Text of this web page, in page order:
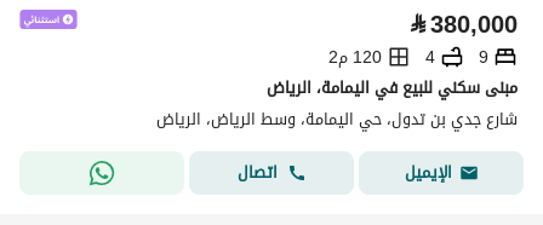
⃁380,000
9
4
120 م2
مبنى سكني للبيع في اليمامة، الرياض
شارع جدي بن تدول، حي اليمامة، وسط الرياض، الرياض
الإيميل
اتصال